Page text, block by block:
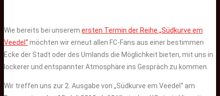
Wie bereits bei unserem ersten Termin der Reihe „Südkurve em
Veedel“möchten wir erneut allen FC-Fans aus einer bestimmen
Ecke der Stadt oder des Umlands die Möglichkeit bieten, mit uns in
lockerer und entspannter Atmosphäre ins Gespräch zu kommen.
Wir treffen uns zur 2. Ausgabe von „Südkurve em Veedel“ am